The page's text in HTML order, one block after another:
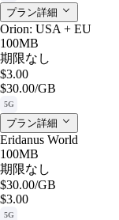
プラン詳細
Orion: USA + EU
100MB
期限なし
$3.00
$30.00/GB
5G
プラン詳細
Eridanus World
100MB
期限なし
$30.00/GB
$3.00
5G